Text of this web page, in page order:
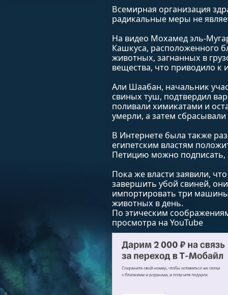
Всемирная организация
радикальные меры не
На видео Мохамед эль-
Кашкуса, расположенного
животных, загнанных в
вещества, что приводило к
Али Шаабан, начальник
свиных туш, подтвердил
поливали химикатами и
умерли, а затем сбрасывали
В Интернете была также
египетским властям
Петицию можно подписать,
Пока же власти заявили,
завершить убой свиней,
импортировать три машины
животных в день.
По этическим
просмотра на YouTube